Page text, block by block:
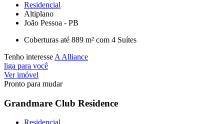
Residencial
Altiplano
João Pessoa - PB
Coberturas até 889 m² com 4 Suítes
Tenho interesse A Alliance
liga para você
Ver imóvel
Pronto para mudar
Grandmare Club Residence